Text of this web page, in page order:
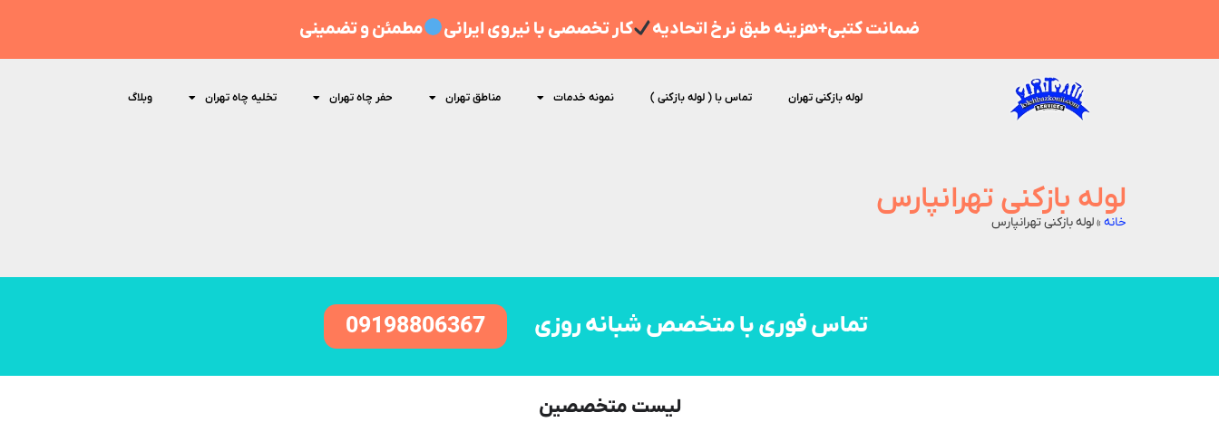
ضمانت کتبی+هزینه طبق نرخ اتحادیه کار تخصصی با نیروی ایرانی مطمئن و تضمینی
لوله بازکنی تهران تماس با ( لوله بازکنی ) نمونه خدمات مناطق تهران حفر چاه تهران تخلیه چاه تهران وبلاگ
لوله بازکنی تهرانپارس
خانه »لوله بازکنی تهرانپارس
تماس فوری با متخصص شبانه روزی 09198806367
لیست متخصصین